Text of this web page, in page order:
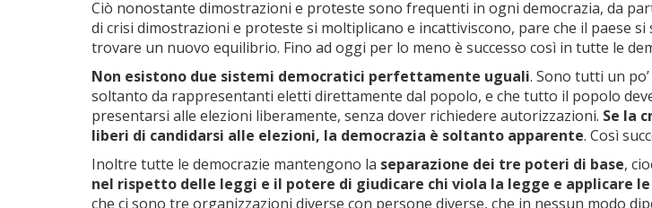
Ciò nonostante dimostrazioni e proteste sono frequenti in ogni democrazia, da
di crisi dimostrazioni e proteste si moltiplicano e incattiviscono, pare che il paese
trovare un nuovo equilibrio. Fino ad oggi per lo meno è successo così in tutte le
Non esistono due sistemi democratici perfettamente uguali. Sono tutti un
soltanto da rappresentanti eletti direttamente dal popolo, e che tutto il popolo
presentarsi alle elezioni liberamente, senza dover richiedere autorizzazioni. Se la
liberi di candidarsi alle elezioni, la democrazia è soltanto apparente. Così
Inoltre tutte le democrazie mantengono la separazione dei tre poteri di base,
nel rispetto delle leggi e il potere di giudicare chi viola la legge e applicare le
che ci sono tre organizzazioni diverse con persone diverse, che in nessun modo